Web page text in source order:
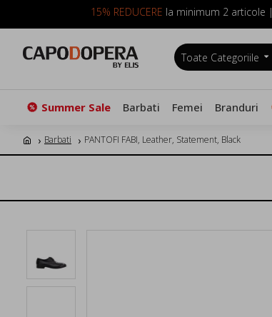
15% REDUCERE la minimum 2 articole |
Toate Categoriile
Summer Sale Barbati Femei Branduri
Barbati PANTOFI FABI, Leather, Statement, Black